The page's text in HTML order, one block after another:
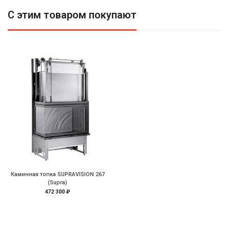
С этим товаром покупают
Каминная топка SUPRAVISION 267
(Supra)
472 300 ₽